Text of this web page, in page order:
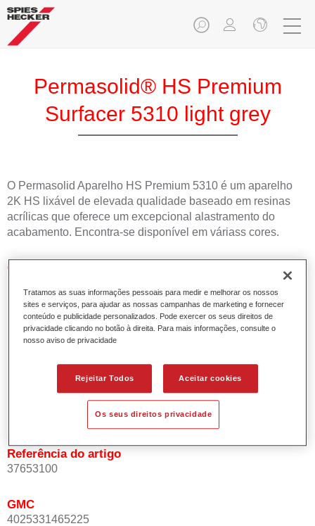
Permasolid® HS Premium
Surfacer 5310 light grey
O Permasolid Aparelho HS Premium 5310 é um aparelho
2K HS lixável de elevada qualidade baseado em resinas
acrílicas que oferece um excepcional alastramento do
acabamento. Encontra-se disponível em váriass cores.
Características do produto
Permite uma aplicação excelente e fiável.
Demonstra excelentes propriedades de lixagem.
Oferece uma elevada cobertura.
Possui excelente estabilidade vertical.
Product Variant
Referência do artigo
37653100
GMC
4025331465225
Tratamos as suas informações pessoais para medir e melhorar os nossos
sites e serviços, para ajudar as nossas campanhas de marketing e fornecer
conteúdo e publicidade personalizados. Pode exercer os seus direitos de
privacidade clicando no botão à direita. Para mais informações, consulte o
nosso aviso de privacidade
Rejeitar Todos Aceitar cookies
Os seus direitos privacidade